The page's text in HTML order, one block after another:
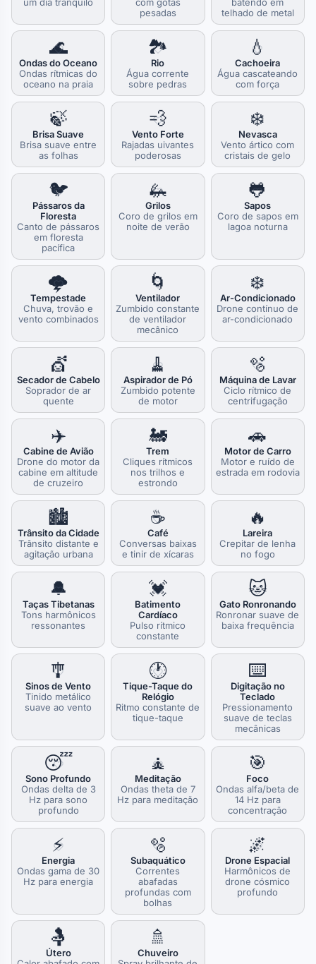
pesadas
telhado de metal
🌊
Ondas do Oceano
Ondas rítmicas do
oceano na praia
🏞️
Rio
Água corrente
sobre pedras
💧
Cachoeira
Água cascateando
com força
🍃
Brisa Suave
Brisa suave entre
as folhas
💨
Vento Forte
Rajadas uivantes
poderosas
❄️
Nevasca
Vento ártico com
cristais de gelo
🐦
Pássaros da
Floresta
Canto de pássaros
em floresta
pacífica
🦗
Grilos
Coro de grilos em
noite de verão
🐸
Sapos
Coro de sapos em
lagoa noturna
🌩️
Tempestade
Chuva, trovão e
vento combinados
🌀
Ventilador
Zumbido constante
de ventilador
mecânico
❄️
Ar-Condicionado
Drone contínuo de
ar-condicionado
💇
Secador de Cabelo
Soprador de ar
quente
🧹
Aspirador de Pó
Zumbido potente
de motor
🫧
Máquina de Lavar
Ciclo rítmico de
centrifugação
✈️
Cabine de Avião
Drone do motor da
cabine em altitude
de cruzeiro
🚂
Trem
Cliques rítmicos
nos trilhos e
estrondo
🚗
Motor de Carro
Motor e ruído de
estrada em rodovia
🏙️
Trânsito da Cidade
Trânsito distante e
agitação urbana
☕
Café
Conversas baixas
e tinir de xícaras
🔥
Lareira
Crepitar de lenha
no fogo
🔔
Taças Tibetanas
Tons harmônicos
ressonantes
💓
Batimento
Cardíaco
Pulso rítmico
constante
🐱
Gato Ronronando
Ronronar suave de
baixa frequência
🎐
Sinos de Vento
Tinido metálico
suave ao vento
🕐
Tique-Taque do
Relógio
Ritmo constante de
tique-taque
⌨️
Digitação no
Teclado
Pressionamento
suave de teclas
mecânicas
😴
Sono Profundo
Ondas delta de 3
Hz para sono
profundo
🧘
Meditação
Ondas theta de 7
Hz para meditação
🎯
Foco
Ondas alfa/beta de
14 Hz para
concentração
⚡
Energia
Ondas gama de 30
Hz para energia
🫧
Subaquático
Correntes
abafadas
profundas com
bolhas
🌌
Drone Espacial
Harmônicos de
drone cósmico
profundo
🤱
Útero
🚿
Chuveiro